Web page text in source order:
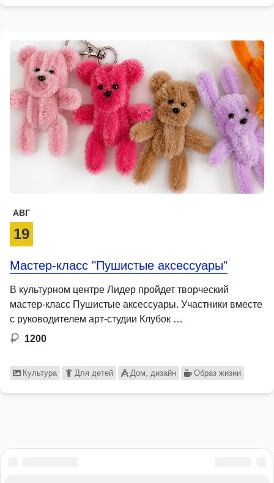
АВГ
19
Мастер-класс "Пушистые аксессуары"
В культурном центре Лидер пройдет творческий
мастер-класс Пушистые аксессуары. Участники вместе
с руководителем арт-студии Клубок …
1200
Культура Для детей Дом, дизайн Образ жизни